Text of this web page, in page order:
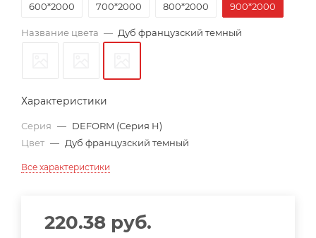
600*2000
700*2000 800*2000 900*2000
Название цвета — Дуб французский темный
Характеристики
Серия — DEFORM (Серия H)
Цвет — Дуб французский темный
Все характеристики
220.38 руб.